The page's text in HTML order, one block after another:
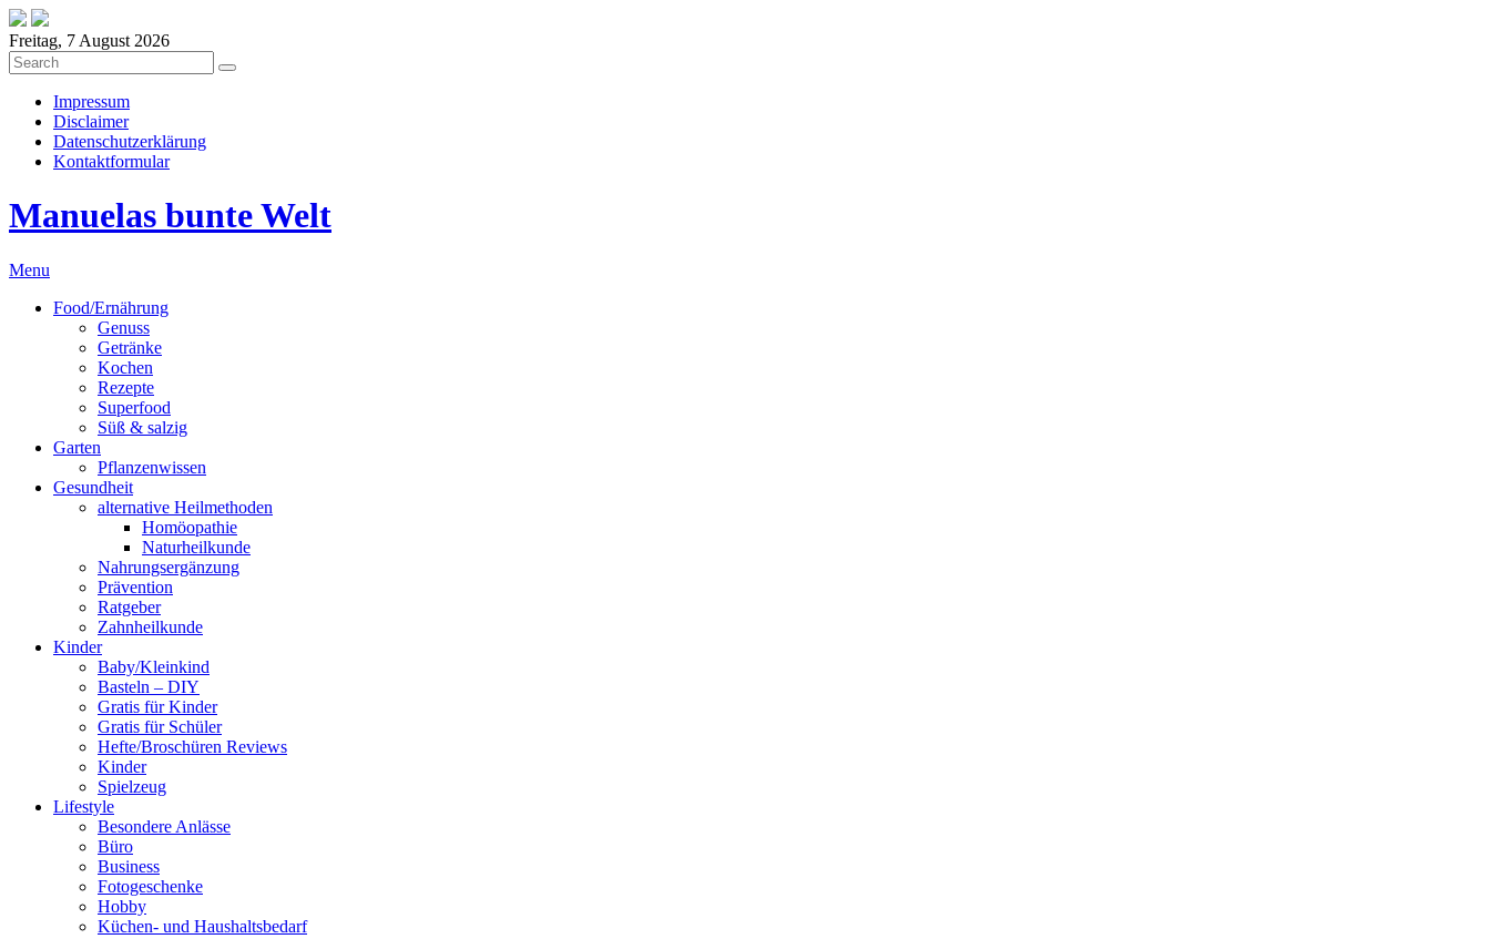
Freitag, 7 August 2026
Impressum
Disclaimer
Datenschutzerklärung
Kontaktformular
Manuelas bunte Welt
Menu
Food/Ernährung
Genuss
Getränke
Kochen
Rezepte
Superfood
Süß & salzig
Garten
Pflanzenwissen
Gesundheit
alternative Heilmethoden
Homöopathie
Naturheilkunde
Nahrungsergänzung
Prävention
Ratgeber
Zahnheilkunde
Kinder
Baby/Kleinkind
Basteln – DIY
Gratis für Kinder
Gratis für Schüler
Hefte/Broschüren Reviews
Kinder
Spielzeug
Lifestyle
Besondere Anlässe
Büro
Business
Fotogeschenke
Hobby
Küchen- und Haushaltsbedarf